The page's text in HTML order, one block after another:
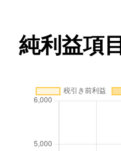
純利益項目